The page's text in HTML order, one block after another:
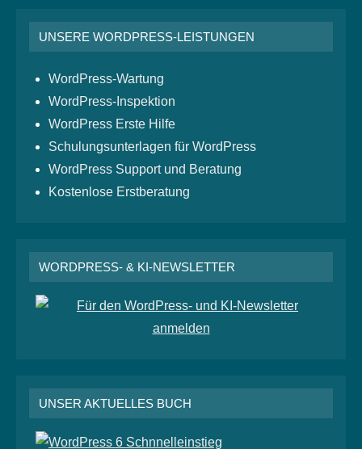
UNSERE WORDPRESS-LEISTUNGEN
WordPress-Wartung
WordPress-Inspektion
WordPress Erste Hilfe
Schulungsunterlagen für WordPress
WordPress Support und Beratung
Kostenlose Erstberatung
WORDPRESS- & KI-NEWSLETTER
UNSER AKTUELLES BUCH